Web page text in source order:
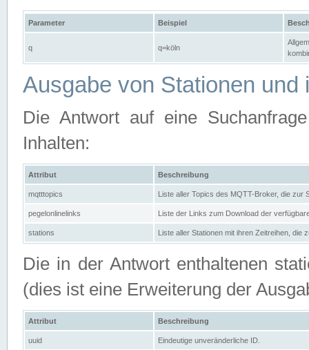
Parameter Beispiel
q q=köln
Ausgabe von Stationen und
Die Antwort auf eine
Inhalten:
Attribut Beschreibung
mqtttopics Liste aller Topics des MQTT-Broker, die zur
pegelonlinelinks Liste der Links zum Download der
stations Liste aller Stationen mit ihren Zeitreihen, die
Die in der Antwort enthaltenen
(dies ist eine Erweiterung der
Attribut Beschreibung
uuid Eindeutige unveränderliche ID.